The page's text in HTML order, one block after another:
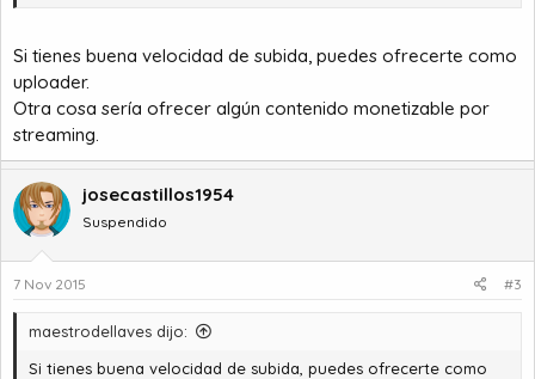
Si tienes buena velocidad de subida, puedes ofrecerte como
uploader.
Otra cosa sería ofrecer algún contenido monetizable por
streaming.
josecastillos1954
Suspendido
7 Nov 2015 #3
maestrodellaves dijo:
Si tienes buena velocidad de subida, puedes ofrecerte como